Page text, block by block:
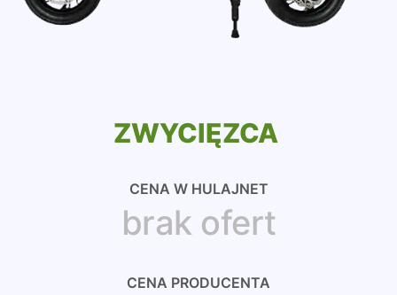
ZWYCIĘZCA
CENA W HULAJNET
brak ofert
CENA PRODUCENTA